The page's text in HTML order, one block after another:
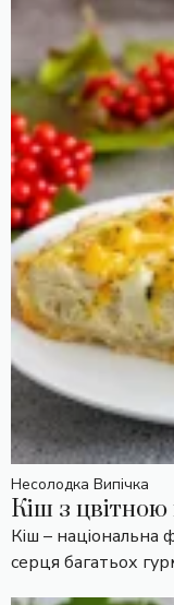
Несолодка Випічка
Кіш з
Кіш – національна
серця багатьох